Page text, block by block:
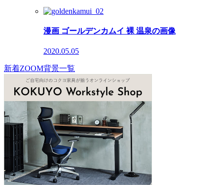
漫画 ゴールデンカムイ 裸 温泉の画像
2020.05.05
新着ZOOM背景一覧